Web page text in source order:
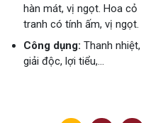
hàn mát, vị ngọt. Hoa cỏ
tranh có tính ấm, vị ngọt.
Công dụng: Thanh nhiệt,
giải độc, lợi tiểu,...